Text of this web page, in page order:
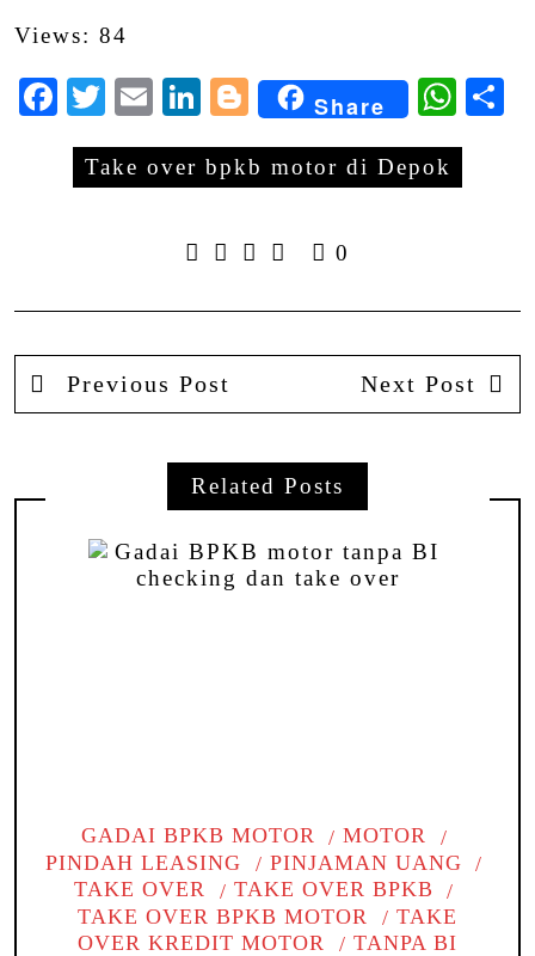
Views: 84
Facebook
Twitter
EmailLinkedIn
Blogger
Share
Take over bpkb motor di Depok
0
Previous Post Next Post
Related Posts
GADAI BPKB MOTOR
MOTOR
PINDAH LEASING
PINJAMAN UANG
TAKE OVER
TAKE OVER BPKB
TAKE OVER BPKB MOTOR
TAKE
OVER KREDIT MOTOR
TANPA BI